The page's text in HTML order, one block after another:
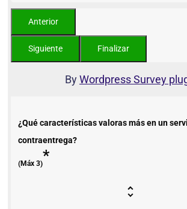
ByWordpress Survey
¿Qué características valoras más en un
contraentrega?
(Máx 3)*